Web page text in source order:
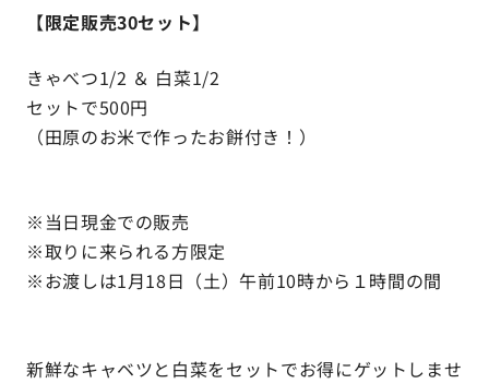
【限定販売30セット】
きゃべつ1/2 ＆ 白菜1/2
セットで500円
（田原のお米で作ったお餅付き！）
※当日現金での販売
※取りに来られる方限定
※お渡しは1月18日（土）午前10時から１時間の間
新鮮なキャベツと白菜をセットでお得にゲットしませ